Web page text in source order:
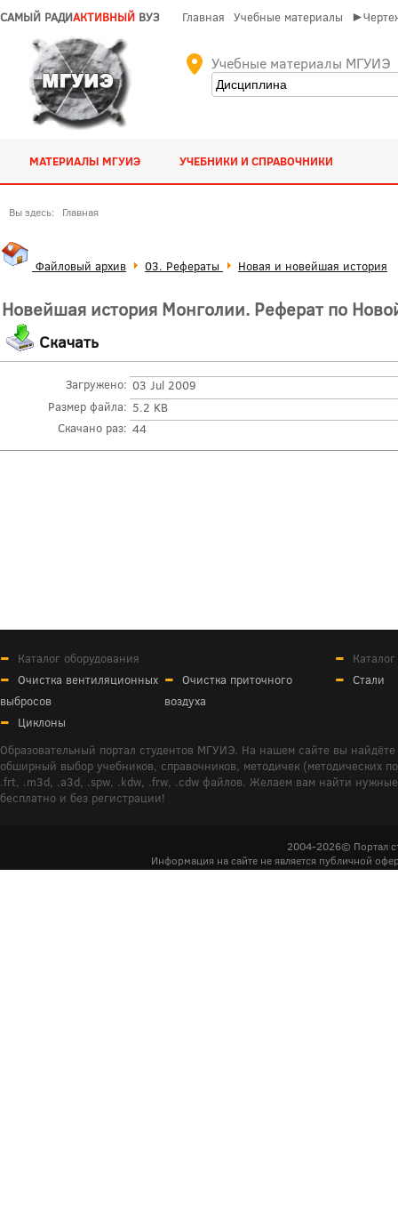
САМЫЙ РАДИАКТИВНЫЙ ВУЗ Главная Учебные материалы
Учебные материалы МГУИЭ
МАТЕРИАЛЫ МГУИЭ УЧЕБНИКИ И СПРАВОЧНИКИ
Вы здесь: Главная
Файловый архив 03. Рефераты Новая и новейшая история
Новейшая история Монголии. Реферат по
Скачать
Загружено: 03 Jul 2009
Размер файла: 5.2 KB
Скачано раз: 44
Каталог оборудования
Очистка вентиляционных
выбросов
Очистка приточного
воздуха
Циклоны
Стали
Образовательный портал студентов МГУИЭ. На нашем сайте вы
обширный выбор учебников, справочников, методичек (методических
.frt, .m3d, .a3d, .spw, .kdw, .frw, .cdw файлов. Желаем вам найти
бесплатно и без регистрации!
2004-2026© Портал
Информация на сайте не является публичной